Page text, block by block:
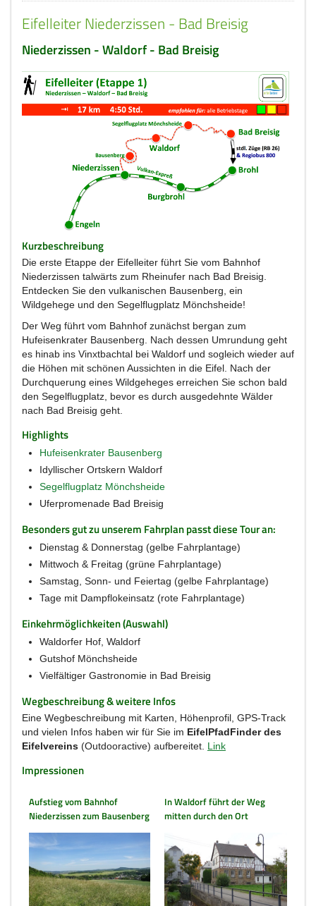
Eifelleiter Niederzissen - Bad Breisig
Niederzissen - Waldorf - Bad Breisig
Kurzbeschreibung
Die erste Etappe der Eifelleiter führt Sie vom Bahnhof
Niederzissen talwärts zum Rheinufer nach Bad Breisig.
Entdecken Sie den vulkanischen Bausenberg, ein
Wildgehege und den Segelflugplatz Mönchsheide!
Der Weg führt vom Bahnhof zunächst bergan zum
Hufeisenkrater Bausenberg. Nach dessen Umrundung geht
es hinab ins Vinxtbachtal bei Waldorf und sogleich wieder auf
die Höhen mit schönen Aussichten in die Eifel. Nach der
Durchquerung eines Wildgeheges erreichen Sie schon bald
den Segelflugplatz, bevor es durch ausgedehnte Wälder
nach Bad Breisig geht.
Highlights
Hufeisenkrater Bausenberg
Idyllischer Ortskern Waldorf
Segelflugplatz Mönchsheide
Uferpromenade Bad Breisig
Besonders gut zu unserem Fahrplan passt diese Tour an:
Dienstag & Donnerstag (gelbe Fahrplantage)
Mittwoch & Freitag (grüne Fahrplantage)
Samstag, Sonn- und Feiertag (gelbe Fahrplantage)
Tage mit Dampflokeinsatz (rote Fahrplantage)
Einkehrmöglichkeiten (Auswahl)
Waldorfer Hof, Waldorf
Gutshof Mönchsheide
Vielfältiger Gastronomie in Bad Breisig
Wegbeschreibung & weitere Infos
Eine Wegbeschreibung mit Karten, Höhenprofil, GPS-Track
und vielen Infos haben wir für Sie im EifelPfadFinder des
Eifelvereins (Outdooractive) aufbereitet. Link
Impressionen
Aufstieg vom Bahnhof
Niederzissen zum Bausenberg
In Waldorf führt der Weg
mitten durch den Ort